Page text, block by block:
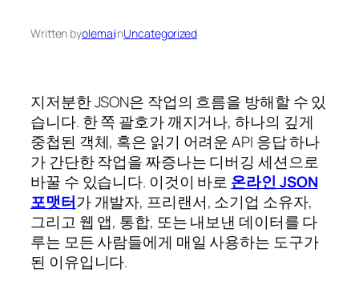
Written byolemaiinUncategorized
지저분한 JSON은 작업의 흐름을 방해할 수 있
습니다. 한 쪽 괄호가 깨지거나, 하나의 깊게
중첩된 객체, 혹은 읽기 어려운 API 응답 하나
가 간단한 작업을 짜증나는 디버깅 세션으로
바꿀 수 있습니다. 이것이 바로 온라인 JSON
포맷터가 개발자, 프리랜서, 소기업 소유자,
그리고 웹 앱, 통합, 또는 내보낸 데이터를 다
루는 모든 사람들에게 매일 사용하는 도구가
된 이유입니다.